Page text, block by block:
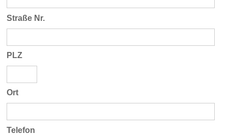
Straße Nr.
PLZ
Ort
Telefon